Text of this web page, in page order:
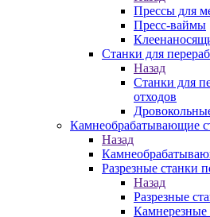
Прессы для
Пресс-ваймы
Станки для
Назад
Станки для
отходов
Камнеобрабатывающие
Назад
Разрезные станки
Назад
Разрезные
Камнерезные